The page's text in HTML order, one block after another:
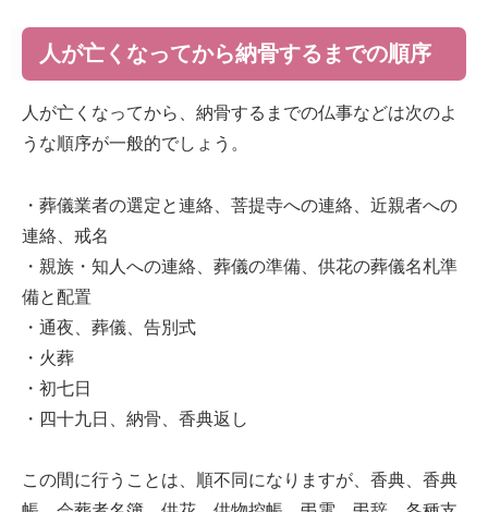
人が亡くなってから納骨するまでの順序
人が亡くなってから、納骨するまでの仏事などは次のよ
うな順序が一般的でしょう。
・葬儀業者の選定と連絡、菩提寺への連絡、近親者への
連絡、戒名
・親族・知人への連絡、葬儀の準備、供花の葬儀名札準
備と配置
・通夜、葬儀、告別式
・火葬
・初七日
・四十九日、納骨、香典返し
この間に行うことは、順不同になりますが、香典、香典